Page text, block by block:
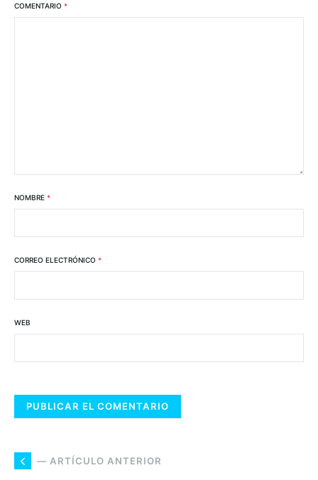
COMENTARIO *
NOMBRE *
CORREO ELECTRÓNICO *
WEB
— ARTÍCULO ANTERIOR